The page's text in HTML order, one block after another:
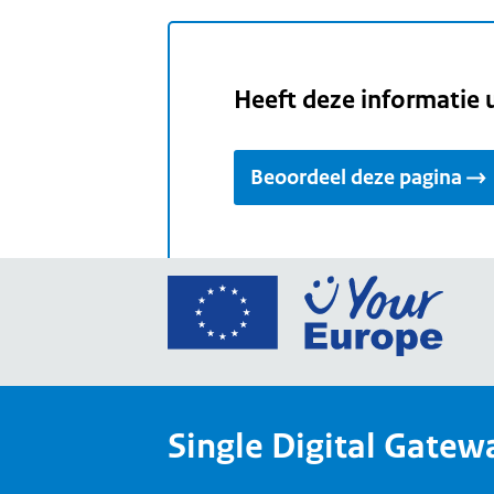
Heeft deze informatie
Beoordeel deze pagina
Ga
Your
Single Digital